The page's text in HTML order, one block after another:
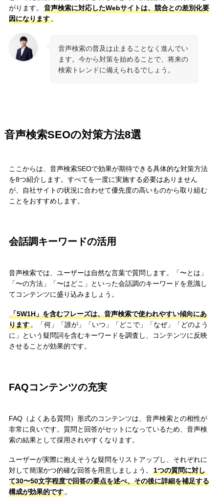
がります。
音声検索に対応したWebサイトは、競合との差別化要
因になります。
音声検索の普及は止まることなく進んでい
ます。今から対策を始めることで、将来の
検索トレンドに備えられるでしょう。
音声検索SEOの対策方法8選
ここからは、音声検索SEOで効果が期待できる具体的な対策方法
を8つ紹介します。すべてを一度に実施する必要はありません
が、自社サイトの状況に合わせて優先度の高いものから取り組む
ことをおすすめします。
会話調キーワードの活用
音声検索では、ユーザーは自然な言葉で質問します。「〜とは」
「〜の方法」「〜はどこ」といった会話調のキーワードを意識し
てコンテンツに盛り込みましょう。
「5W1H」を含むフレーズは、音声検索で使われやすい傾向にあ
ります。「何」「誰が」「いつ」「どこで」「なぜ」「どのよう
に」という疑問詞を含むキーワードを調査し、コンテンツに反映
させることが効果的です。
FAQコンテンツの充実
FAQ（よくある質問）形式のコンテンツは、音声検索との相性が
非常に良いです。質問と回答がセットになっているため、音声検
索の結果として採用されやすくなります。
ユーザーが実際に抱えそうな疑問をリストアップし、それぞれに
対して簡潔かつ的確な回答を用意しましょう。
1つの質問に対し
て30〜50文字程度で回答の要点を述べ、その後に詳細を補足する
構成が効果的です。